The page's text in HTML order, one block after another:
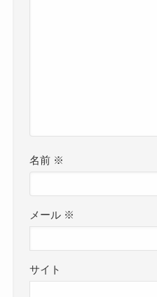
名前 ※
メール ※
サイト